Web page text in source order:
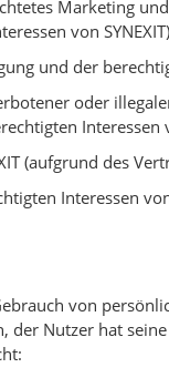
Marketing
von
und der
oder
Interessen
(aufgrund des
Interessen von
von
Nutzer hat